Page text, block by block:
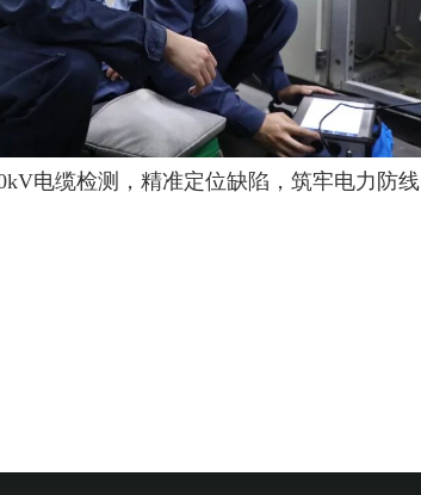
电缆检测，精准定位缺陷，筑牢电力防线